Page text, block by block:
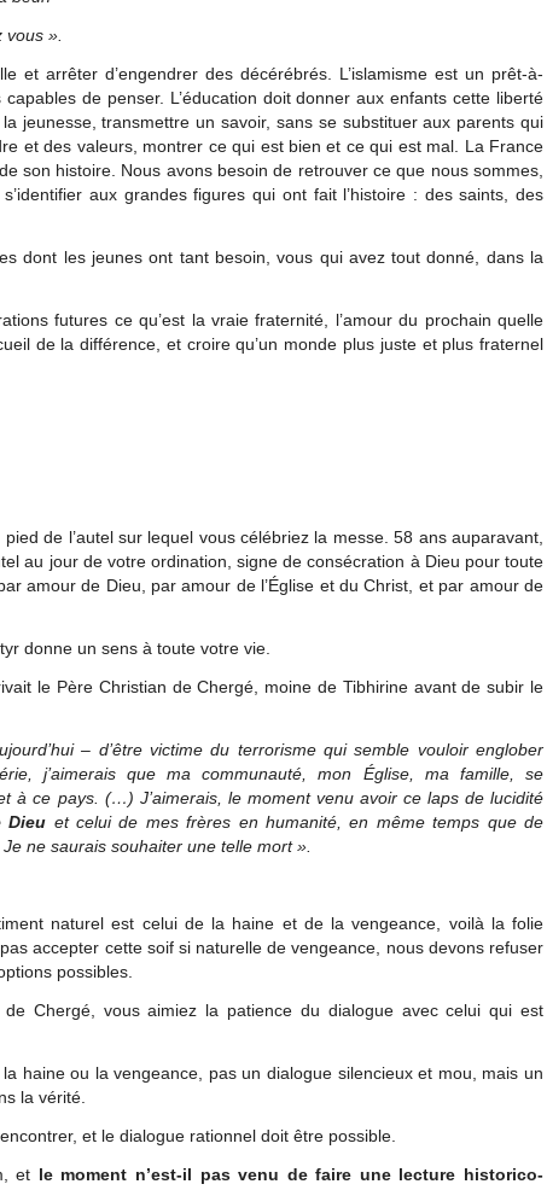
vous ».
et arrêter d’engendrer des décérébrés. L’islamisme est un prêt-à-
de penser. L’éducation doit donner aux enfants cette liberté
jeunesse, transmettre un savoir, sans se substituer aux parents qui
et des valeurs, montrer ce qui est bien et ce qui est mal. La France
son histoire. Nous avons besoin de retrouver ce que nous sommes,
aux grandes figures qui ont fait l’histoire : des saints, des
dont les jeunes ont tant besoin, vous qui avez tout donné, dans la
futures ce qu’est la vraie fraternité, l’amour du prochain quelle
de la différence, et croire qu’un monde plus juste et plus fraternel
de l’autel sur lequel vous célébriez la messe. 58 ans auparavant,
au jour de votre ordination, signe de consécration à Dieu pour toute
amour de Dieu, par amour de l’Église et du Christ, et par amour de
donne un sens à toute votre vie.
le Père Christian de Chergé, moine de Tibhirine avant de subir le
– d’être victime du terrorisme qui semble vouloir englober
j’aimerais que ma communauté, mon Église, ma famille, se
à ce pays. (…) J’aimerais, le moment venu avoir ce laps de lucidité
Dieu et celui de mes frères en humanité, en même temps que de
ne saurais souhaiter une telle mort ».
naturel est celui de la haine et de la vengeance, voilà la folie
accepter cette soif si naturelle de vengeance, nous devons refuser
possibles.
Chergé, vous aimiez la patience du dialogue avec celui qui est
haine ou la vengeance, pas un dialogue silencieux et mou, mais un
la vérité.
et le dialogue rationnel doit être possible.
et le moment n’est-il pas venu de faire une lecture historico-